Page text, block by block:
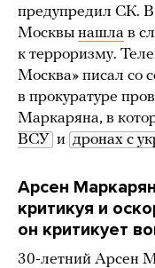
предупредил СК. В
Москвы нашла в
к терроризму.
Москва» писал со
в прокуратуре
Маркаряна, в
ВСУ и дронах с
Арсен
критикуя и
он критикует
30-летний Арсен